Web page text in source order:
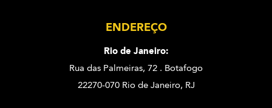
ENDEREÇO
Rio de Janeiro:
Rua das Palmeiras, 72 . Botafogo
22270-070 Rio de Janeiro, RJ